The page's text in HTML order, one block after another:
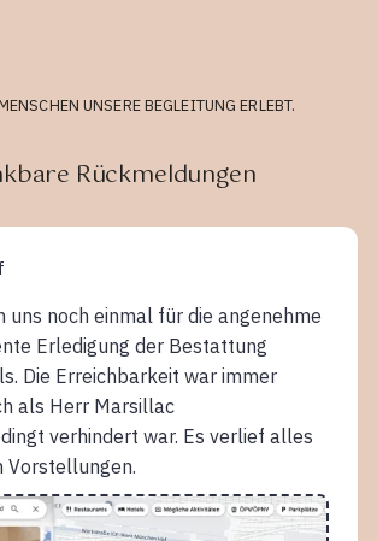
UNSERE BEGLEITUNG ERLEBT.
Rückmeldungen
uns noch einmal für die angenehme
Erledigung der Bestattung
Die Erreichbarkeit war immer
als Herr Marsillac
verhindert war. Es verlief alles
Vorstellungen.